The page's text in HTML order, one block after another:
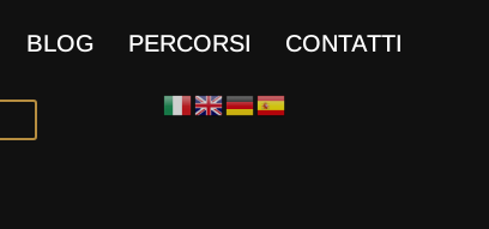
BLOG PERCORSI CONTATTI